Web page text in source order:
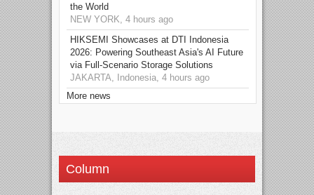
the World
NEW YORK, 4 hours ago
HIKSEMI Showcases at DTI Indonesia
2026: Powering Southeast Asia's AI Future
via Full‑Scenario Storage Solutions
JAKARTA, Indonesia, 4 hours ago
More news
Column